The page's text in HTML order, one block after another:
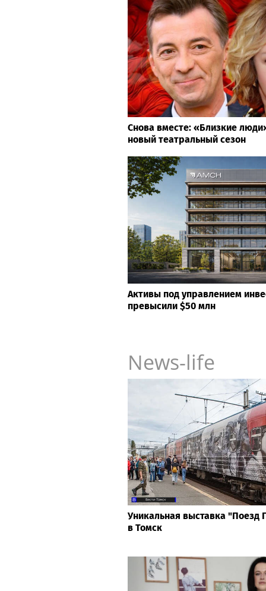
Снова вместе: «Близкие
новый театральный сезон
Активы под управлением
превысили $50 млн
News-life
Уникальная выставка "Поезд
в Томск